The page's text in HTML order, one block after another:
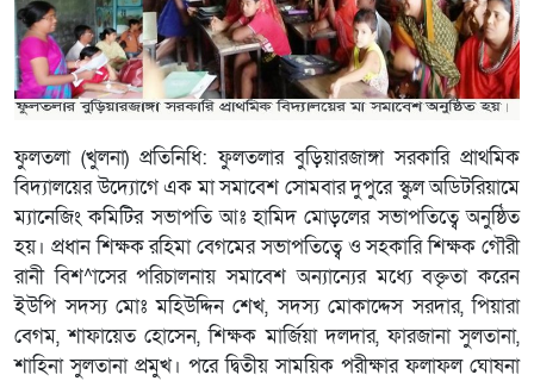
ফুলতলা (খুলনা) প্রতিনিধি: ফুলতলার বুড়িয়ারজাঙ্গা সরকারি প্রাথমিক
বিদ্যালয়ের উদ্যোগে এক মা সমাবেশ সোমবার দুপুরে স্কুল অডিটরিয়ামে
ম্যানেজিং কমিটির সভাপতি আঃ হামিদ মোড়লের সভাপতিত্বে অনুষ্ঠিত
হয়। প্রধান শিক্ষক রহিমা বেগমের সভাপতিত্বে ও সহকারি শিক্ষক গৌরী
রানী বিশ^াসের পরিচালনায় সমাবেশ অন্যান্যের মধ্যে বক্তৃতা করেন
ইউপি সদস্য মোঃ মহিউদ্দিন শেখ, সদস্য মোকাদ্দেস সরদার, পিয়ারা
বেগম, শাফায়েত হোসেন, শিক্ষক মার্জিয়া দলদার, ফারজানা সুলতানা,
শাহিনা সুলতানা প্রমুখ। পরে দ্বিতীয় সাময়িক পরীক্ষার ফলাফল ঘোষনা